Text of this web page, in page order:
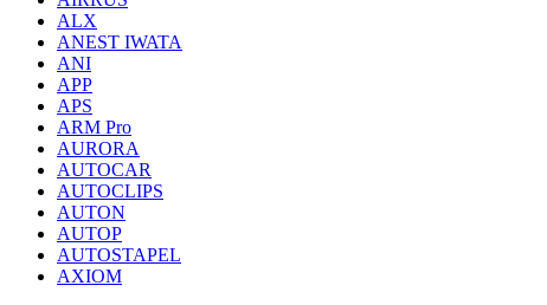
ALX
ANEST IWATA
ANI
APP
APS
ARM Pro
AURORA
AUTOCAR
AUTOCLIPS
AUTON
AUTOP
AUTOSTAPEL
AXIOM